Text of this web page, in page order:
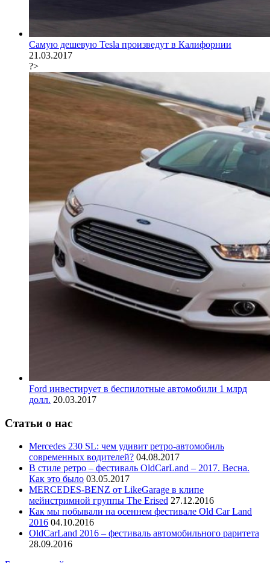
Самую дешевую Tesla произведут в Калифорнии
21.03.2017
?>
Ford инвестирует в беспилотные автомобили 1 млрд
долл. 20.03.2017
Статьи о нас
Mercedes 230 SL: чем удивит ретро-автомобиль
современных водителей? 04.08.2017
В стиле ретро – фестиваль OldCarLand – 2017. Весна.
Как это было 03.05.2017
MERCEDES-BENZ от LikeGarage в клипе
мейнстримной группы The Erised 27.12.2016
Как мы побывали на осеннем фестивале Old Car Land
2016 04.10.2016
OldCarLand 2016 – фестиваль автомобильного раритета
28.09.2016